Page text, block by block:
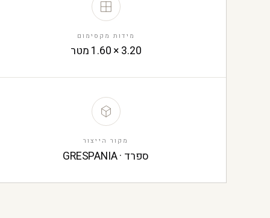
מידות מקסימום
3.20 × 1.60 מטר
מקור הייצור
ספרד · GRESPANIA